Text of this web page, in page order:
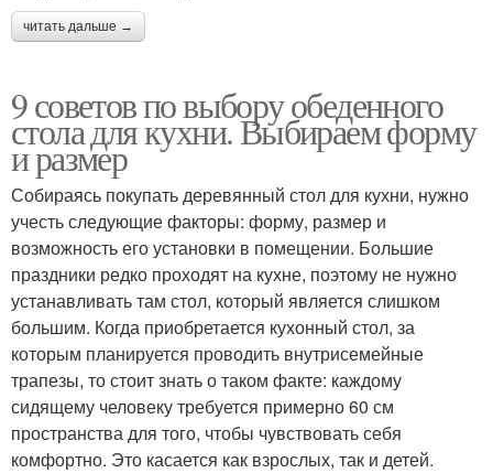
читать дальше →
9 советов по выбору обеденного
стола для кухни. Выбираем форму
и размер
Собираясь покупать деревянный стол для кухни, нужно
учесть следующие факторы: форму, размер и
возможность его установки в помещении. Большие
праздники редко проходят на кухне, поэтому не нужно
устанавливать там стол, который является слишком
большим. Когда приобретается кухонный стол, за
которым планируется проводить внутрисемейные
трапезы, то стоит знать о таком факте: каждому
сидящему человеку требуется примерно 60 см
пространства для того, чтобы чувствовать себя
комфортно. Это касается как взрослых, так и детей.